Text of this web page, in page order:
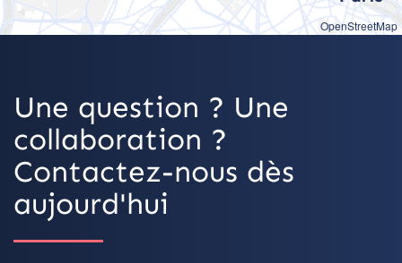
OpenStreetMap
Une question ? Une
collaboration ?
Contactez-nous dès
aujourd'hui